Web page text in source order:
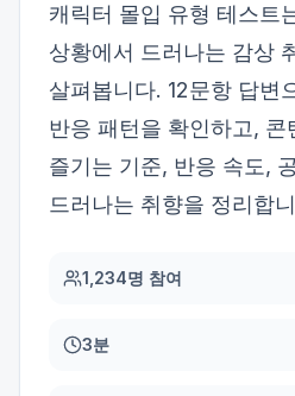
캐릭터 몰입 유형 테스트
상황에서 드러나는 감상
살펴봅니다. 12문항 답변
반응 패턴을 확인하고, 콘
즐기는 기준, 반응 속도,
드러나는 취향을 정리합
1,234명 참여
3분